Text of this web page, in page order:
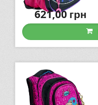
621,00грн